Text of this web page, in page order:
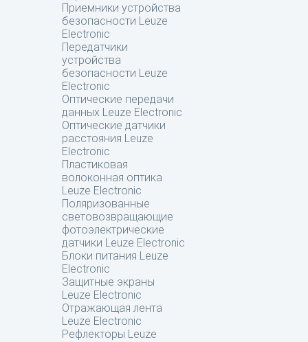
Приемники устройства
безопасности Leuze
Electronic
Передатчики
устройства
безопасности Leuze
Electronic
Оптические передачи
данных Leuze Electronic
Оптические датчики
расстояния Leuze
Electronic
Пластиковая
волоконная оптика
Leuze Electronic
Поляризованные
световозвращающие
фотоэлектрические
датчики Leuze Electronic
Блоки питания Leuze
Electronic
Защитные экраны
Leuze Electronic
Отражающая лента
Leuze Electronic
Рефлекторы Leuze